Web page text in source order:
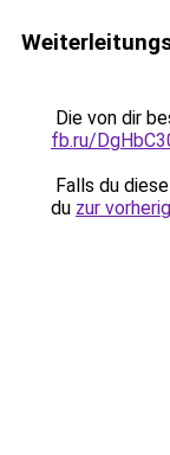
Die von dir
fb.ru/
Falls du
du zur